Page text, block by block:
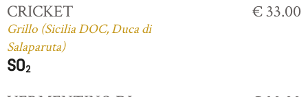
CRICKET
Grillo (Sicilia DOC, Duca di
Salaparuta)
€ 33.00